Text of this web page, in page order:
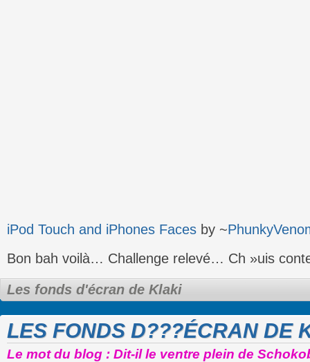
iPod Touch and iPhones Faces by ~
Bon bah voilà… Challenge relevé… Ch »uis
Les fonds d'écran de Klaki
LES FONDS D???ÉCRAN DE
Le mot du blog : Dit-il le ventre plein de